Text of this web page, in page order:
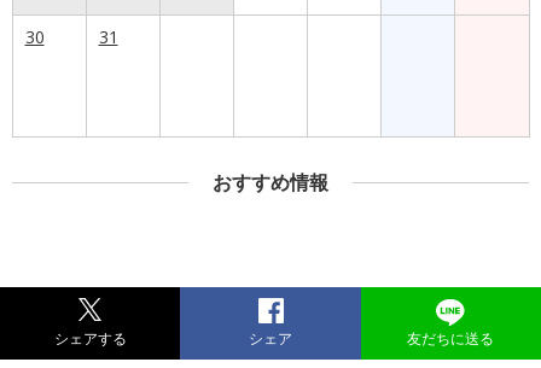
30 31
おすすめ情報
シェアする シェア 友だちに送る